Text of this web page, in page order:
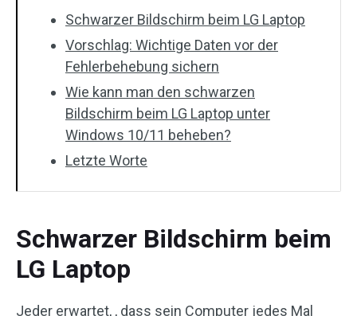
Schwarzer Bildschirm beim LG Laptop
Vorschlag: Wichtige Daten vor der
Fehlerbehebung sichern
Wie kann man den schwarzen
Bildschirm beim LG Laptop unter
Windows 10/11 beheben?
Letzte Worte
Schwarzer Bildschirm beim
LG Laptop
Jeder erwartet, , dass sein Computer jedes Mal